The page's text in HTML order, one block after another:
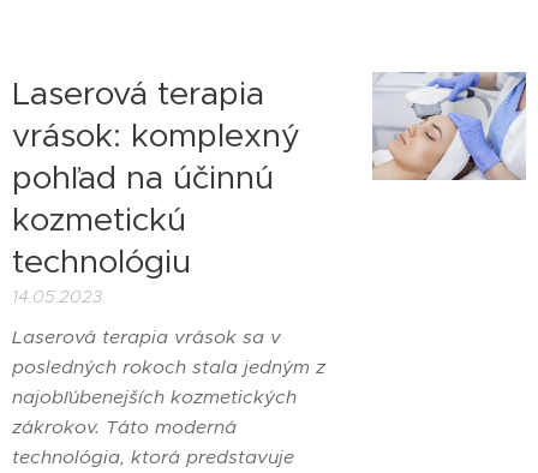
Laserová terapia
vrások: komplexný
pohľad na účinnú
kozmetickú
technológiu
14.05.2023
Laserová terapia vrások sa v
posledných rokoch stala jedným z
najobľúbenejších kozmetických
zákrokov. Táto moderná
technológia, ktorá predstavuje